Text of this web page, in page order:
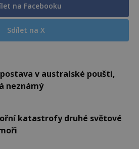
na Facebooku
Sdílet na X
v australské poušti,
neznámý
katastrofy druhé světové